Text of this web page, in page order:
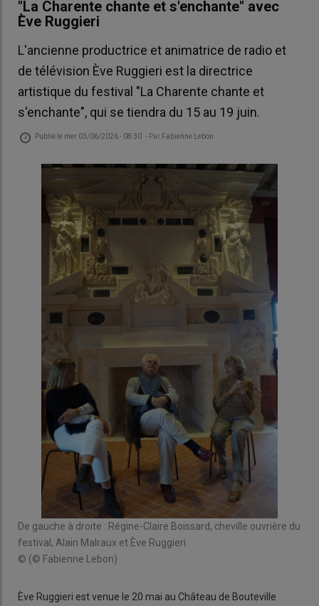
"La Charente chante et s'enchante" avec
Ève Ruggieri
L'ancienne productrice et animatrice de radio et
de télévision Ève Ruggieri est la directrice
artistique du festival "La Charente chante et
s'enchante", qui se tiendra du 15 au 19 juin.
Publié le mer 03/06/2026 - 08:30 - Par Fabienne Lebon
De gauche à droite : Régine-Claire Boissard, cheville ouvrière du
festival, Alain Malraux et Ève Ruggieri.
© (© Fabienne Lebon)
Ève Ruggieri est venue le 20 mai au Château de Bouteville